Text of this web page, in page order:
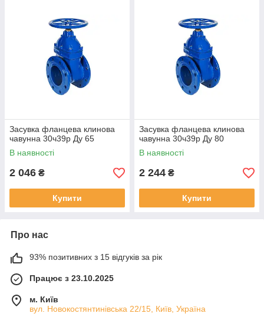
Засувка фланцева клинова
чавунна 30ч39р Ду 65
В наявності
2 046 ₴
Купити
Засувка фланцева клинова
чавунна 30ч39р Ду 80
В наявності
2 244 ₴
Купити
Про нас
93% позитивних з 15 відгуків за рік
Працює з 23.10.2025
м. Київ
вул. Новокостянтинівська 22/15, Київ, Україна